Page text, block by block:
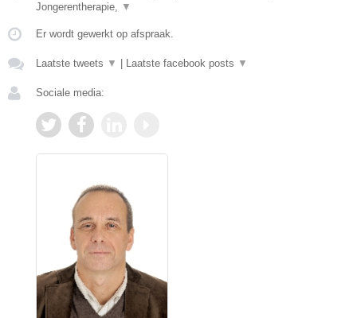
Jongerentherapie, ▼
Er wordt gewerkt op afspraak.
Laatste tweets ▼ Laatste facebook posts ▼
Sociale media: